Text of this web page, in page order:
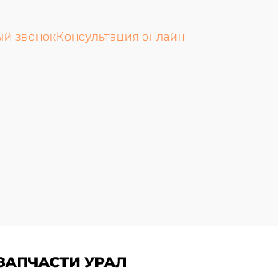
звонокКонсультация онлайн